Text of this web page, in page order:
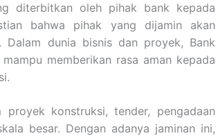
diterbitkan oleh pihak bank kepada
bahwa pihak yang dijamin akan
Dalam dunia bisnis dan proyek, Bank
memberikan rasa aman kepada
proyek konstruksi, tender, pengadaan
besar. Dengan adanya jaminan ini,